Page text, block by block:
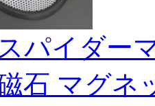
スパイダ
石 マグネ